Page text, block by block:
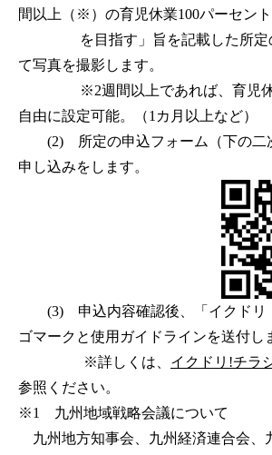
間以上（※）の育児休業100パーセン
を目指す」旨を記載した所定の
て写真を撮影します。
※2週間以上であれば、育児休
自由に設定可能。（1カ月以上など）
(2) 所定の申込フォーム（下の二
申し込みをします。
(3) 申込内容確認後、「イクドリ
ゴマークと使用ガイドラインを送付し
※詳しくは、 イクドリ!チラ
参照ください。
※1 九州地域戦略会議について
九州地方知事会、九州経済連合会、